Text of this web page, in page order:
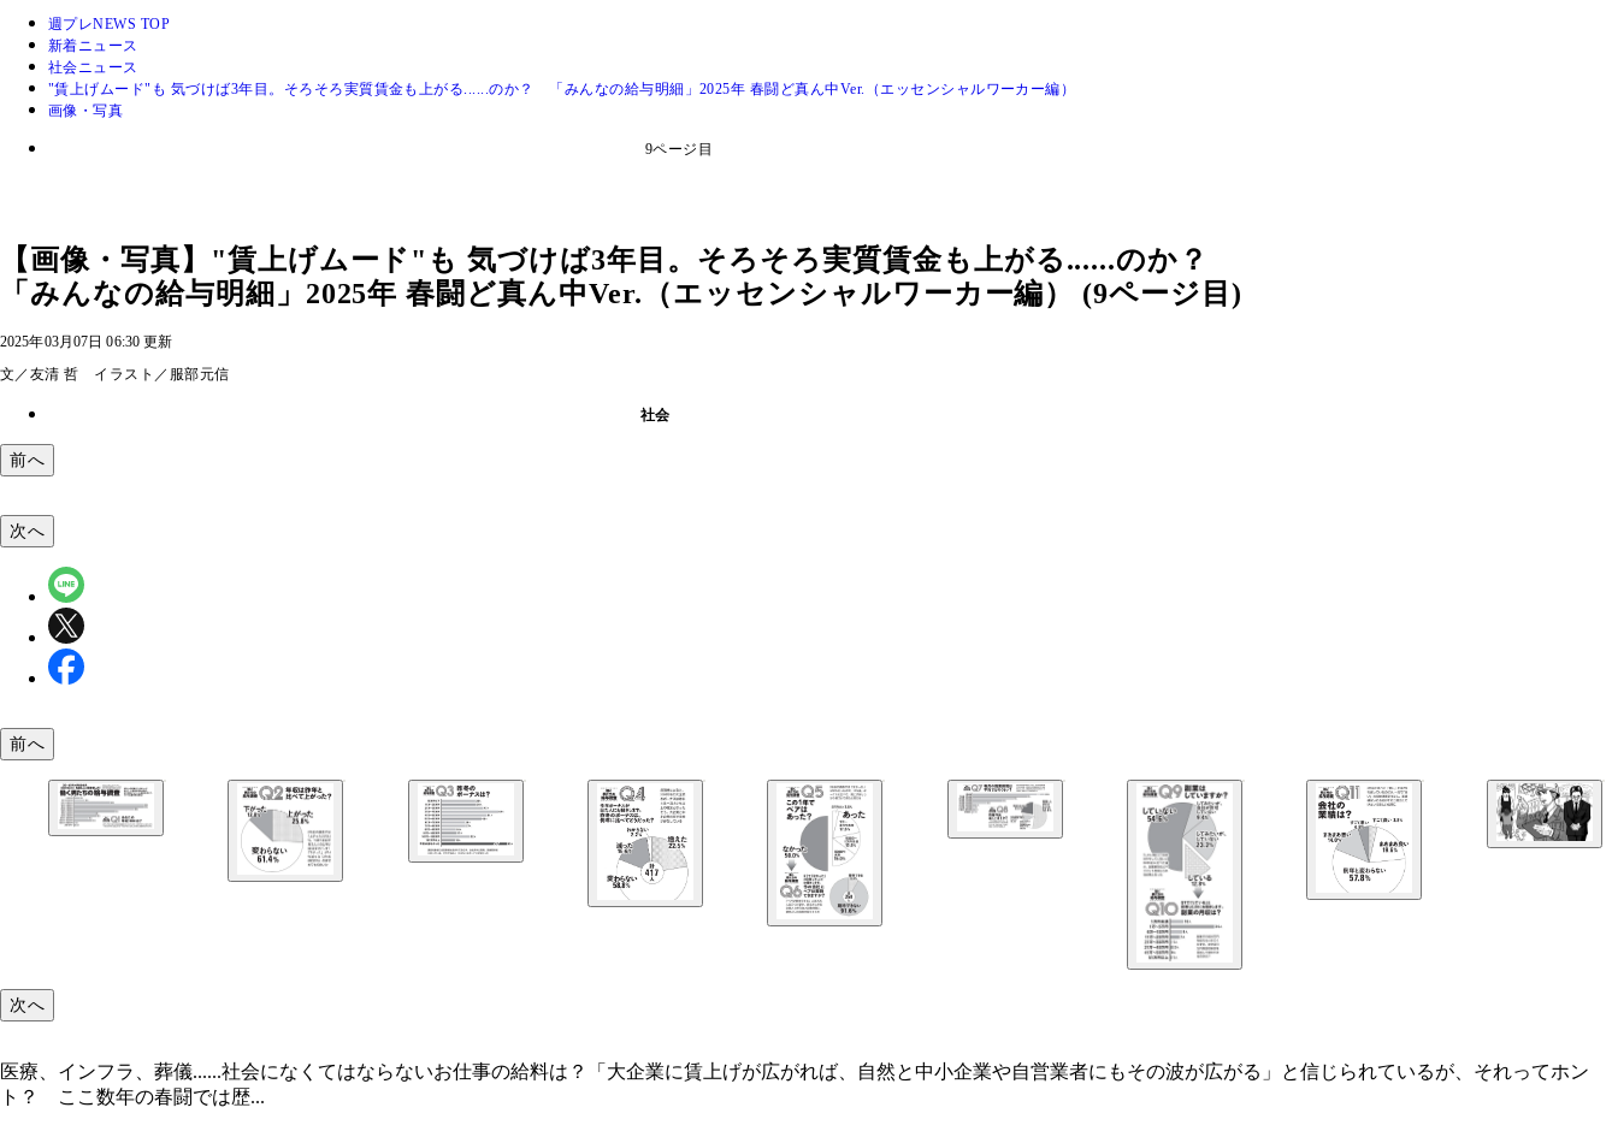
週プレNEWS TOP
新着ニュース
社会ニュース
"賃上げムード"も 気づけば3年目。そろそろ実質賃金も上がる......のか？ 「みんなの給与明細」2025年 春闘ど真ん中Ver.（エッセンシャルワーカー編）
画像・写真
9ページ目
【画像・写真】"賃上げムード"も 気づけば3年目。そろそろ実質賃金も上がる......のか？
「みんなの給与明細」2025年 春闘ど真ん中Ver.（エッセンシャルワーカー編） (9ページ目)
2025年03月07日 06:30 更新
文／友清 哲 イラスト／服部元信
社会
前へ
次へ
前へ
次へ
医療、インフラ、葬儀......社会になくてはならないお仕事の給料は？「大企業に賃上げが広がれば、自然と中小企業や自営業者にもその波が広がる」と信じられているが、それってホン
ト？ ここ数年の春闘では歴...